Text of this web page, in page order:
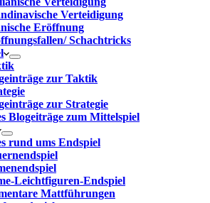
Verteidigung
Eröffnung
Schachtricks
zur Taktik
zur Strategie
Blogeiträge zum Mittelspiel
rund ums Endspiel
Leichtfiguren-Endspiel
Mattführungen